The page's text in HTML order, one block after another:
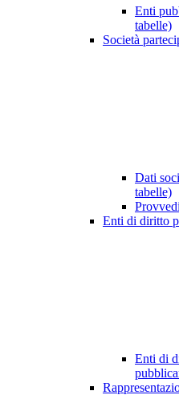
Enti
tabelle)
Società
Dati
tabelle)
Enti di diritto
Enti di